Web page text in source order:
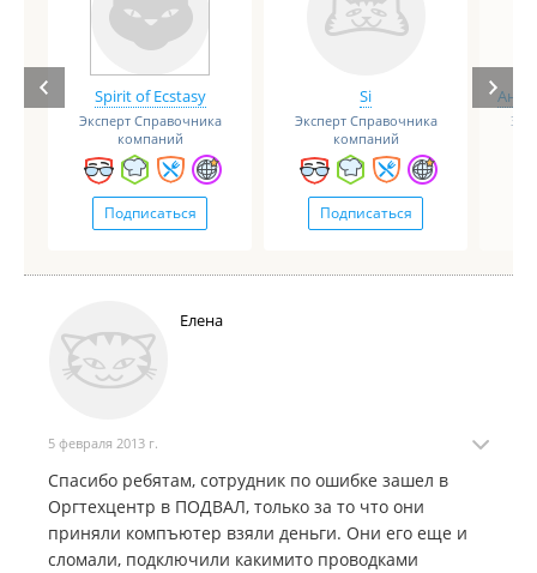
Spirit of Ecstasy
Эксперт Справочника
компаний
Подписаться
Si
Эксперт Справочника
компаний
Подписаться
Елена
5 февраля 2013 г.
Спасибо ребятам, сотрудник по ошибке зашел в
Оргтехцентр в ПОДВАЛ, только за то что они
приняли компъютер взяли деньги. Они его еще и
сломали, подключили какимито проводками